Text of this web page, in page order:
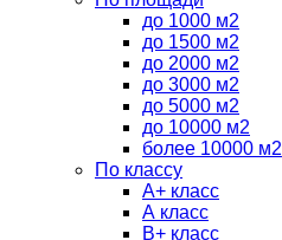
до 1000 м2
до 1500 м2
до 2000 м2
до 3000 м2
до 5000 м2
до 10000 м2
более 10000 м2
По классу
А+ класс
А класс
B+ класс